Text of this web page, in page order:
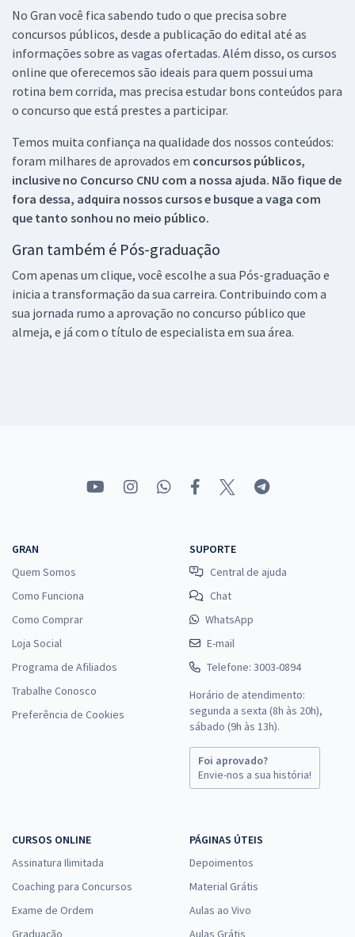
No Gran você fica sabendo tudo o que precisa sobre
concursos públicos, desde a publicação do edital até as
informações sobre as vagas ofertadas. Além disso, os cursos
online que oferecemos são ideais para quem possui uma
rotina bem corrida, mas precisa estudar bons conteúdos para
o concurso que está prestes a participar.
Temos muita confiança na qualidade dos nossos conteúdos:
foram milhares de aprovados em concursos públicos,
inclusive no Concurso CNU com a nossa ajuda. Não fique de
fora dessa, adquira nossos cursos e busque a vaga com
que tanto sonhou no meio público.
Gran também é Pós-graduação
Com apenas um clique, você escolhe a sua Pós-graduação e
inicia a transformação da sua carreira. Contribuindo com a
sua jornada rumo a aprovação no concurso público que
almeja, e já com o título de especialista em sua área.
GRAN
Quem Somos
Como Funciona
Como Comprar
Loja Social
Programa de Afiliados
Trabalhe Conosco
Preferência de Cookies
SUPORTE
Central de ajuda
Chat
WhatsApp
E-mail
Telefone: 3003-0894
Horário de atendimento:
segunda a sexta (8h às 20h),
sábado (9h às 13h).
Foi aprovado?
Envie-nos a sua história!
CURSOS ONLINE
Assinatura Ilimitada
Coaching para Concursos
Exame de Ordem
Graduação
PÁGINAS ÚTEIS
Depoimentos
Material Grátis
Aulas ao Vivo
Aulas Grátis